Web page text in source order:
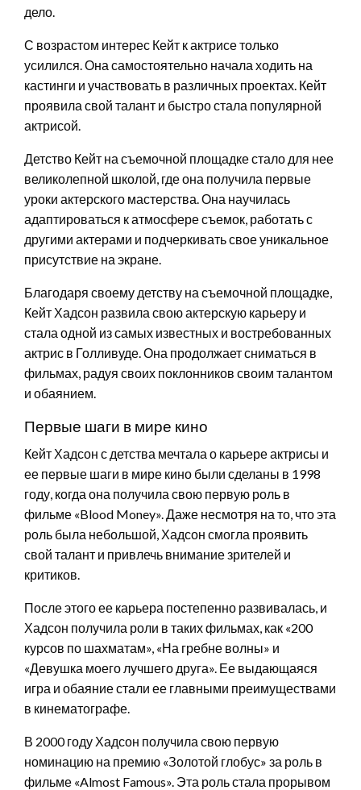
дело.
С возрастом интерес Кейт к актрисе только
усилился. Она самостоятельно начала ходить на
кастинги и участвовать в различных проектах. Кейт
проявила свой талант и быстро стала популярной
актрисой.
Детство Кейт на съемочной площадке стало для нее
великолепной школой, где она получила первые
уроки актерского мастерства. Она научилась
адаптироваться к атмосфере съемок, работать с
другими актерами и подчеркивать свое уникальное
присутствие на экране.
Благодаря своему детству на съемочной площадке,
Кейт Хадсон развила свою актерскую карьеру и
стала одной из самых известных и востребованных
актрис в Голливуде. Она продолжает сниматься в
фильмах, радуя своих поклонников своим талантом
и обаянием.
Первые шаги в мире кино
Кейт Хадсон с детства мечтала о карьере актрисы и
ее первые шаги в мире кино были сделаны в 1998
году, когда она получила свою первую роль в
фильме «Blood Money». Даже несмотря на то, что эта
роль была небольшой, Хадсон смогла проявить
свой талант и привлечь внимание зрителей и
критиков.
После этого ее карьера постепенно развивалась, и
Хадсон получила роли в таких фильмах, как «200
курсов по шахматам», «На гребне волны» и
«Девушка моего лучшего друга». Ее выдающаяся
игра и обаяние стали ее главными преимуществами
в кинематографе.
В 2000 году Хадсон получила свою первую
номинацию на премию «Золотой глобус» за роль в
фильме «Almost Famous». Эта роль стала прорывом